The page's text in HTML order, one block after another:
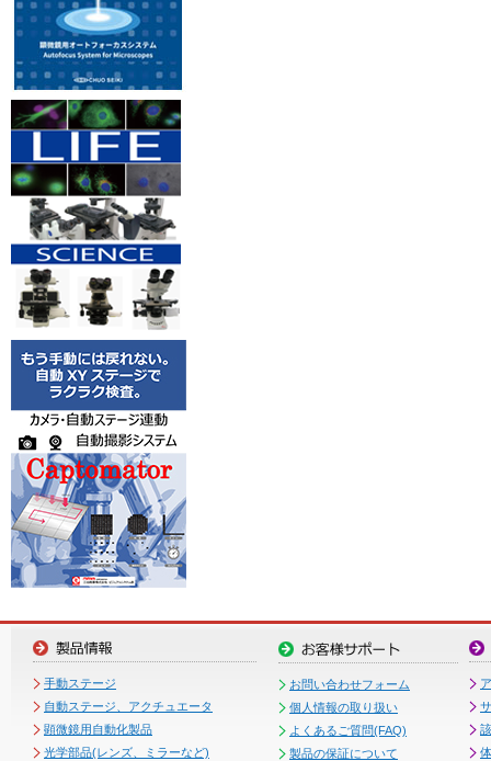
手動ステージ
自動ステージ、アクチュエータ
顕微鏡用自動化製品
光学部品(レンズ、ミラーなど)
お問い合わせフォーム
個人情報の取り扱い
よくあるご質問(FAQ)
製品の保証について